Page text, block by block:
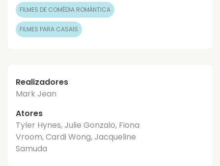
FILMES DE COMÉDIA ROMÂNTICA
FILMES PARA CASAIS
Realizadores
Mark Jean
Atores
Tyler Hynes, Julie Gonzalo, Fiona
Vroom, Cardi Wong, Jacqueline
Samuda